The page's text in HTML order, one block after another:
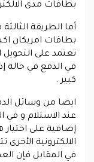
بطاقات مدى
أما الطريقة
بطاقات امريكان
تعتمد على
في الدفع في حالة
كبير .
ايضا من وسائل
عند الاستلام و
إضافية على
الالكترونية
في المقابل فإن